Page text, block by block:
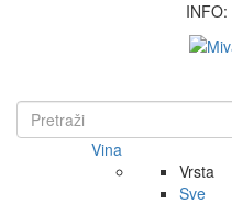
INFO:
Vina
Vrsta
Sve